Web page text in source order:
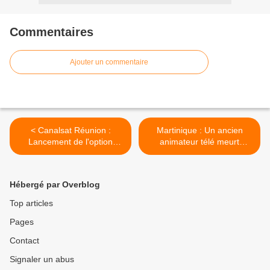
Commentaires
Ajouter un commentaire
< Canalsat Réunion :
Lancement de l'option
3ème écran
Martinique : Un ancien
animateur télé meurt
poignardé >
Hébergé par Overblog
Top articles
Pages
Contact
Signaler un abus